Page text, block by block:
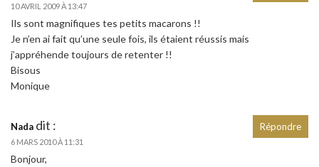
10 AVRIL 2009 À 13:47
Ils sont magnifiques tes petits macarons !!
Je n’en ai fait qu’une seule fois, ils étaient réussis mais
j’appréhende toujours de retenter !!
Bisous
Monique
Nada dit :
6 MARS 2010 À 11:31
Bonjour,
Répondre